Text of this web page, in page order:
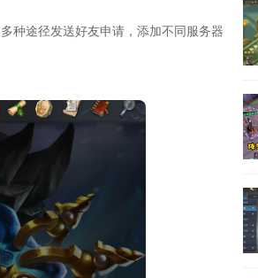
种途径发送好友申请，添加不同服务器